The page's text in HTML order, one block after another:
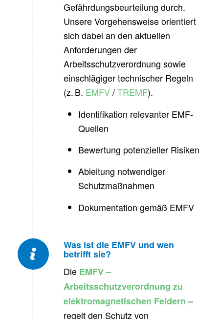
Gefährdungsbeurteilung durch.
Unsere Vorgehensweise orientiert
sich dabei an den aktuellen
Anforderungen der
Arbeitsschutzverordnung sowie
einschlägiger technischer Regeln
(z. B. EMFV/TREMF).
Identifikation relevanter EMF-
Quellen
Bewertung potenzieller Risiken
Ableitung notwendiger
Schutzmaßnahmen
Dokumentation gemäß EMFV
Was ist die EMFV und wen
betrifft sie?
Die EMFV –
Arbeitsschutzverordnung zu
elektromagnetischen Feldern –
regelt den Schutz von